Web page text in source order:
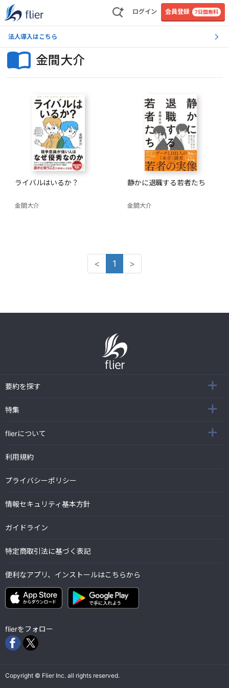
ログイン 会員登録 7日間無料
法人導入はこちら
金間大介
ライバルはいるか？
金間大介
静かに退職する若者たち
金間大介
< 1 >
要約を探す
特集
flierについて
利用規約
プライバシーポリシー
情報セキュリティ基本方針
ガイドライン
特定商取引法に基づく表記
便利なアプリ、インストールはこちらから
flierをフォロー
Copyright © Flier Inc. all rights reserved.